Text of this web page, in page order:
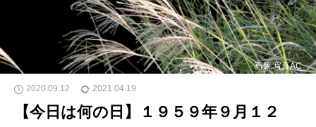
画像:写真AC
2020.09.12 2021.04.19
【今日は何の日】１９５９年９月１２